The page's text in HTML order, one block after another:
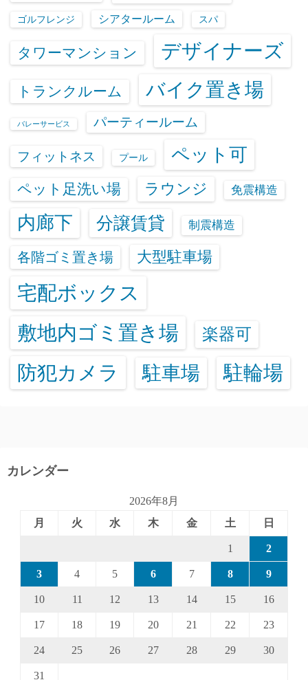
ゴルフレンジ シアタールーム スパ
タワーマンション デザイナーズ
トランクルーム バイク置き場
バレーサービス パーティールーム
フィットネス プール ペット可
ペット足洗い場 ラウンジ 免震構造
内廊下 分譲賃貸 制震構造
各階ゴミ置き場 大型駐車場
宅配ボックス
敷地内ゴミ置き場
楽器可
防犯カメラ 駐車場 駐輪場
カレンダー
2026年8月
月
火 水 木 金 土 日
1 2
3 4 5 6 7 8 9
10 11 12 13 14 15 16
17 18 19 20 21 22 23
24 25 26 27 28 29 30
31